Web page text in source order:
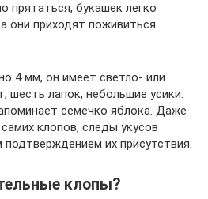
прятаться, букашек легко
они приходят поживиться
4 мм, он имеет светло- или
шесть лапок, небольшие усики.
семечко яблока. Даже
клопов, следы укусов
их присутствия.
клопы?